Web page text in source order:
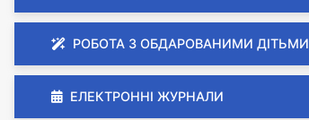
РОБОТА З ОБДАРОВАНИМИ ДІТЬМИ
ЕЛЕКТРОННІ ЖУРНАЛИ